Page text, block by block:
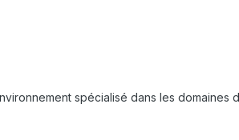
spécialisé dans les